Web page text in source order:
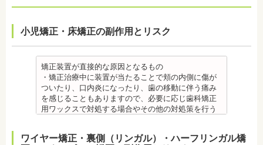
小児矯正・床矯正の副作用とリスク
矯正装置が直接的な原因となるもの
・矯正治療中に装置が当たることで頬の内側に傷が
ついたり、口内炎になったり、歯の移動に伴う痛み
を感じることもありますので、必要に応じ歯科矯正
用ワックスで対処する場合やその他の対処策を行う
が、数ヶ月で慣れることが多いです。
ワイヤー矯正・裏側（リンガル）・ハーフリンガル矯